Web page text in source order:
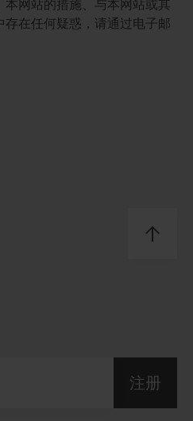
网站的措施、与本网站或其
在任何疑惑，请通过电子邮
注册